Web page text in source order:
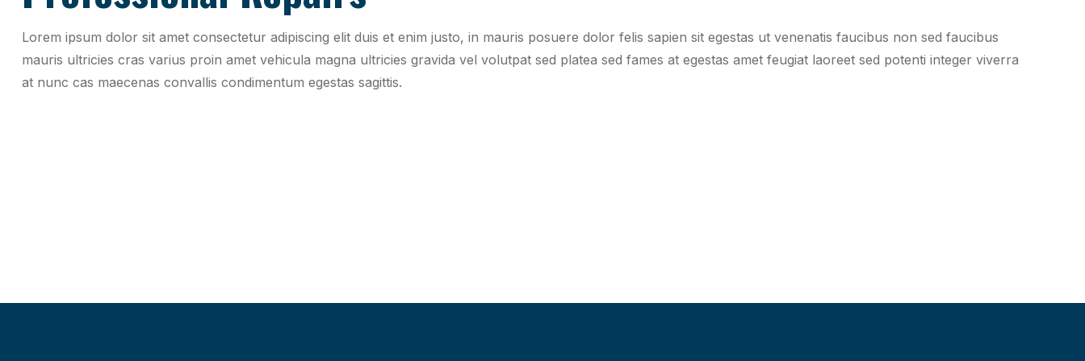
Lorem ipsum dolor sit amet consectetur adipiscing elit duis et enim justo, in mauris posuere dolor felis sapien sit egestas ut venenatis faucibus non sed faucibus
mauris ultricies cras varius proin amet vehicula magna ultricies gravida vel volutpat sed platea sed fames at egestas amet feugiat laoreet sed potenti integer viverra
at nunc cas maecenas convallis condimentum egestas sagittis.